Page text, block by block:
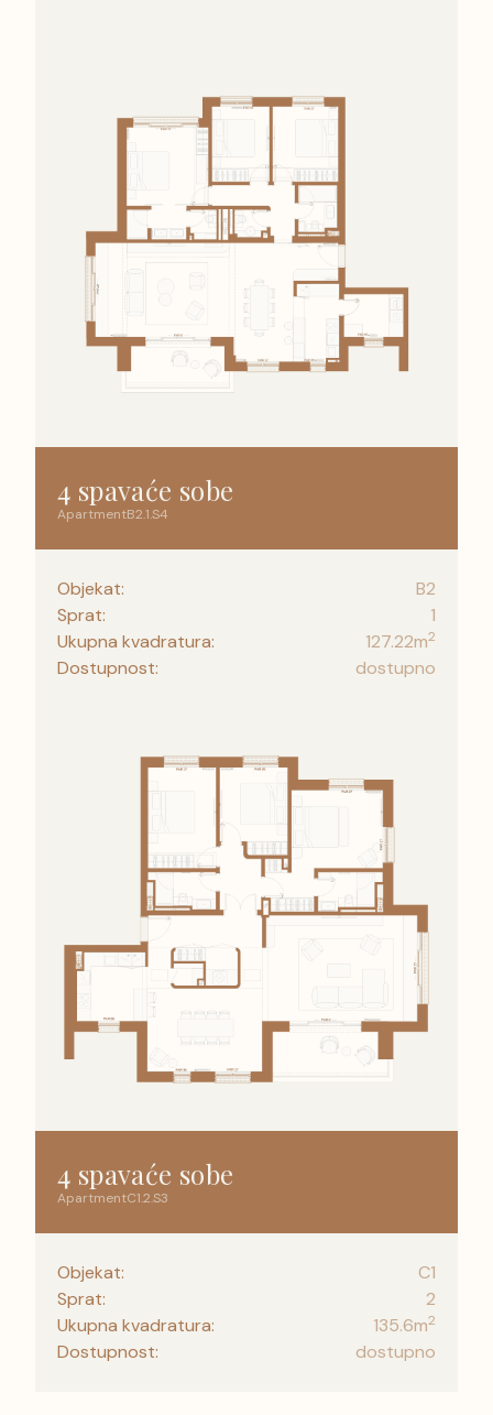
4 spavaće sobe
ApartmentB2.1.S4
Objekat:
B2
Sprat:
1
Ukupna kvadratura:
127.22m2
Dostupnost: dostupno
4 spavaće sobe
ApartmentC1.2.S3
Objekat:
C1
Sprat:
2
Ukupna kvadratura:
135.6m2
Dostupnost: dostupno